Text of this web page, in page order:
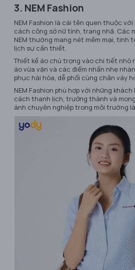
3. NEM Fashion
NEM Fashion là cái tên quen thuộc
cách công sở nữ tính, trang nhã. Các
NEM thường mang nét mềm mại, tinh
lịch sự cần thiết.
Thiết kế áo chú trọng vào chi tiết nhỏ
áo vừa vặn và các điểm nhấn nhẹ
phục hài hòa, dễ phối cùng chân váy
NEM Fashion phù hợp với những
cách thanh lịch, trưởng thành và
ảnh chuyên nghiệp trong môi trường